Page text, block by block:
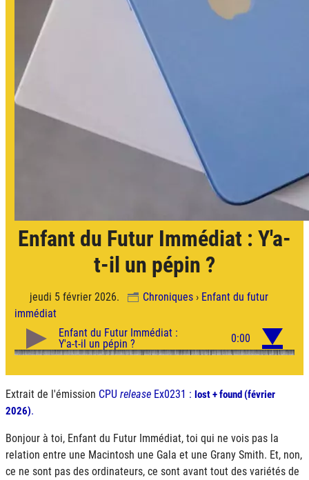
Enfant du Futur Immédiat : Y'a-
t-il un pépin ?
jeudi 5 février 2026. Chroniques› Enfant du futur
immédiat
Extrait de l'émission CPU release Ex0231 : lost + found (février
2026).
Bonjour à toi, Enfant du Futur Immédiat, toi qui ne vois pas la
relation entre une Macintosh une Gala et une Grany Smith. Et, non,
ce ne sont pas des ordinateurs, ce sont avant tout des variétés de